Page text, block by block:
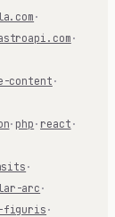
·
·
content ·
· php · react ·
·
arc ·
figuris ·